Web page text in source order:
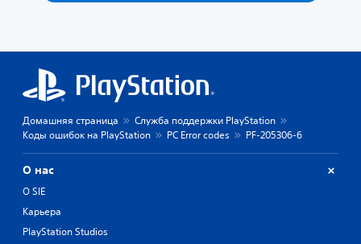
Домашняя страница
Служба поддержки PlayStation
Коды ошибок на PlayStation
PC Error codes PF-205306-6
О нас
О SIE
Карьера
PlayStation Studios